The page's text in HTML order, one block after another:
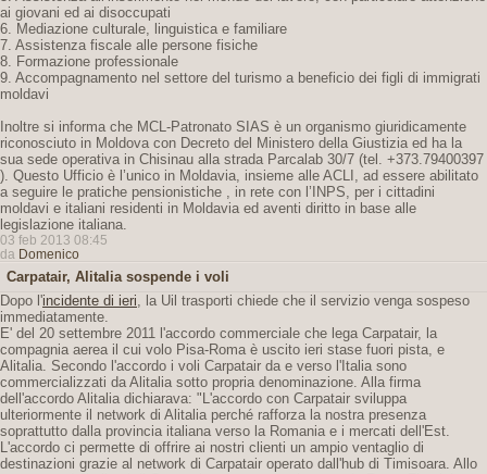
ai giovani ed ai disoccupati
6. Mediazione culturale, linguistica e familiare
7. Assistenza fiscale alle persone fisiche
8. Formazione professionale
9. Accompagnamento nel settore del turismo a beneficio dei figli di immigrati
moldavi
Inoltre si informa che MCL-Patronato SIAS è un organismo giuridicamente
riconosciuto in Moldova con Decreto del Ministero della Giustizia ed ha la
sua sede operativa in Chisinau alla strada Parcalab 30/7 (tel. +373.79400397
). Questo Ufficio è l’unico in Moldavia, insieme alle ACLI, ad essere abilitato
a seguire le pratiche pensionistiche , in rete con l’INPS, per i cittadini
moldavi e italiani residenti in Moldavia ed aventi diritto in base alle
legislazione italiana.
03 feb 2013 08:45
da Domenico
Carpatair, Alitalia sospende i voli
Dopo l'incidente di ieri, la Uil trasporti chiede che il servizio venga sospeso
immediatamente.
E' del 20 settembre 2011 l'accordo commerciale che lega Carpatair, la
compagnia aerea il cui volo Pisa-Roma è uscito ieri stase fuori pista, e
Alitalia. Secondo l'accordo i voli Carpatair da e verso l'Italia sono
commercializzati da Alitalia sotto propria denominazione. Alla firma
dell'accordo Alitalia dichiarava: "L'accordo con Carpatair sviluppa
ulteriormente il network di Alitalia perché rafforza la nostra presenza
soprattutto dalla provincia italiana verso la Romania e i mercati dell'Est.
L'accordo ci permette di offrire ai nostri clienti un ampio ventaglio di
destinazioni grazie al network di Carpatair operato dall'hub di Timisoara. Allo